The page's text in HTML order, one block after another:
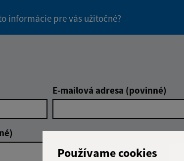
Používame cookies
informácie pre vás užitočné?
E-mailová adresa (povinné)